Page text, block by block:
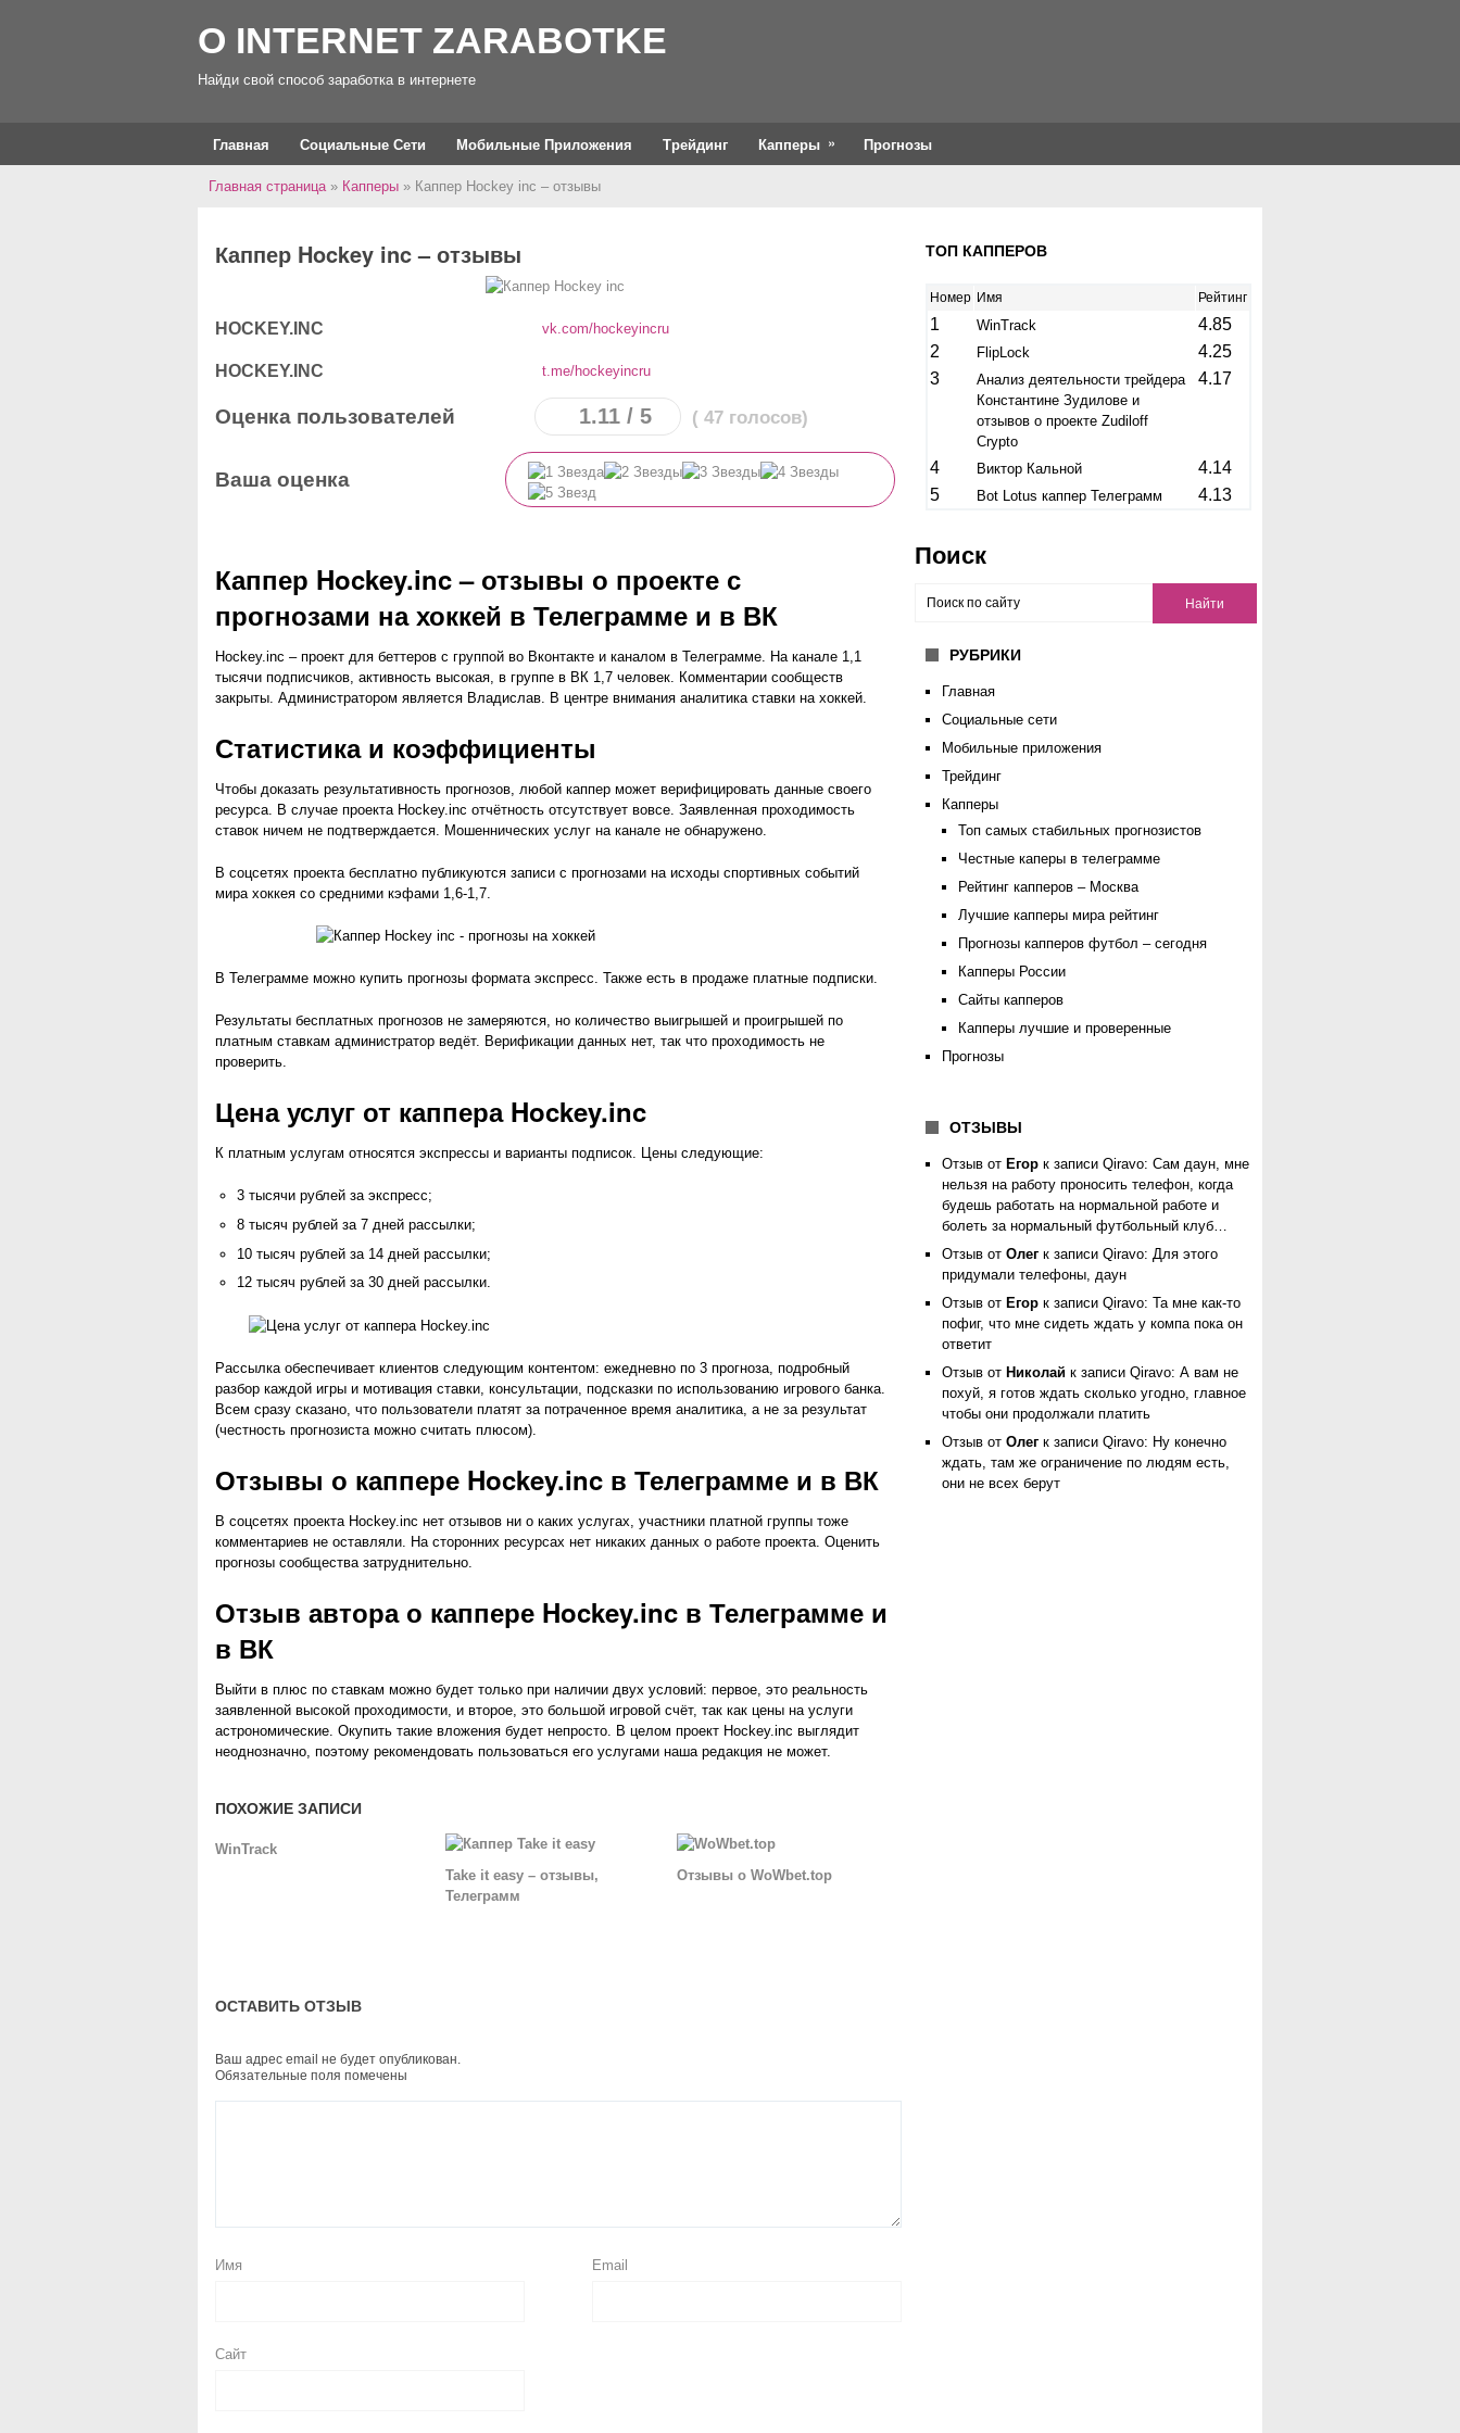
O INTERNET ZARABOTKE
Найди свой способ заработка в интернете
Главная Социальные Сети Мобильные Приложения Трейдинг Капперы Прогнозы
Главная страница» Капперы » Каппер Hockey inc – отзывы
Каппер Hockey inc – отзывы
HOCKEY.INC vk.com/hockeyincru
HOCKEY.INC t.me/hockeyincru
Оценка пользователей 1.11 / 5 (47 голосов)
Ваша оценка
Каппер Hockey.inc – отзывы о проекте с
прогнозами на хоккей в Телеграмме и в ВК
Hockey.inc – проект для беттеров с группой во Вконтакте и каналом в Телеграмме. На канале 1,1
тысячи подписчиков, активность высокая, в группе в ВК 1,7 человек. Комментарии сообществ
закрыты. Администратором является Владислав. В центре внимания аналитика ставки на хоккей.
Статистика и коэффициенты
Чтобы доказать результативность прогнозов, любой каппер может верифицировать данные своего
ресурса. В случае проекта Hockey.inc отчётность отсутствует вовсе. Заявленная проходимость
ставок ничем не подтверждается. Мошеннических услуг на канале не обнаружено.
В соцсетях проекта бесплатно публикуются записи с прогнозами на исходы спортивных событий
мира хоккея со средними кэфами 1,6-1,7.
В Телеграмме можно купить прогнозы формата экспресс. Также есть в продаже платные подписки.
Результаты бесплатных прогнозов не замеряются, но количество выигрышей и проигрышей по
платным ставкам администратор ведёт. Верификации данных нет, так что проходимость не
проверить.
Цена услуг от каппера Hockey.inc
К платным услугам относятся экспрессы и варианты подписок. Цены следующие:
3 тысячи рублей за экспресс;
8 тысяч рублей за 7 дней рассылки;
10 тысяч рублей за 14 дней рассылки;
12 тысяч рублей за 30 дней рассылки.
Рассылка обеспечивает клиентов следующим контентом: ежедневно по 3 прогноза, подробный
разбор каждой игры и мотивация ставки, консультации, подсказки по использованию игрового банка.
Всем сразу сказано, что пользователи платят за потраченное время аналитика, а не за результат
(честность прогнозиста можно считать плюсом).
Отзывы о каппере Hockey.inc в Телеграмме и в ВК
В соцсетях проекта Hockey.inc нет отзывов ни о каких услугах, участники платной группы тоже
комментариев не оставляли. На сторонних ресурсах нет никаких данных о работе проекта. Оценить
прогнозы сообщества затруднительно.
Отзыв автора о каппере Hockey.inc в Телеграмме и
в ВК
Выйти в плюс по ставкам можно будет только при наличии двух условий: первое, это реальность
заявленной высокой проходимости, и второе, это большой игровой счёт, так как цены на услуги
астрономические. Окупить такие вложения будет непросто. В целом проект Hockey.inc выглядит
неоднозначно, поэтому рекомендовать пользоваться его услугами наша редакция не может.
ПОХОЖИЕ ЗАПИСИ
WinTrack
Take it easy – отзывы,
Телеграмм
Отзывы о WoWbet.top
ОСТАВИТЬ ОТЗЫВ
Ваш адрес email не будет опубликован.
Обязательные поля помечены
Имя Email
Сайт
ТОП КАППЕРОВ
Номер Имя Рейтинг
1 WinTrack
4.85
2
FlipLock
4.25
3
Анализ деятельности трейдера
Константине Зудилове и
отзывов о проекте Zudiloff
Crypto
4.17
4 Виктор Кальной
4.14
5
Bot Lotus каппер Телеграмм 4.13
Поиск
РУБРИКИ
Главная
Социальные сети
Мобильные приложения
Трейдинг
Капперы
Топ самых стабильных прогнозистов
Честные каперы в телеграмме
Рейтинг капперов – Москва
Лучшие капперы мира рейтинг
Прогнозы капперов футбол – сегодня
Капперы России
Сайты капперов
Капперы лучшие и проверенные
Прогнозы
ОТЗЫВЫ
Отзыв от Егор к записи Qiravo: Сам даун, мне
нельзя на работу проносить телефон, когда
будешь работать на нормальной работе и
болеть за нормальный футбольный клуб…
Отзыв от Олег к записи Qiravo: Для этого
придумали телефоны, даун
Отзыв от Егор к записи Qiravo: Та мне как-то
пофиг, что мне сидеть ждать у компа пока он
ответит
Отзыв от Николай к записи Qiravo: А вам не
похуй, я готов ждать сколько угодно, главное
чтобы они продолжали платить
Отзыв от Олег к записи Qiravo: Ну конечно
ждать, там же ограничение по людям есть,
они не всех берут